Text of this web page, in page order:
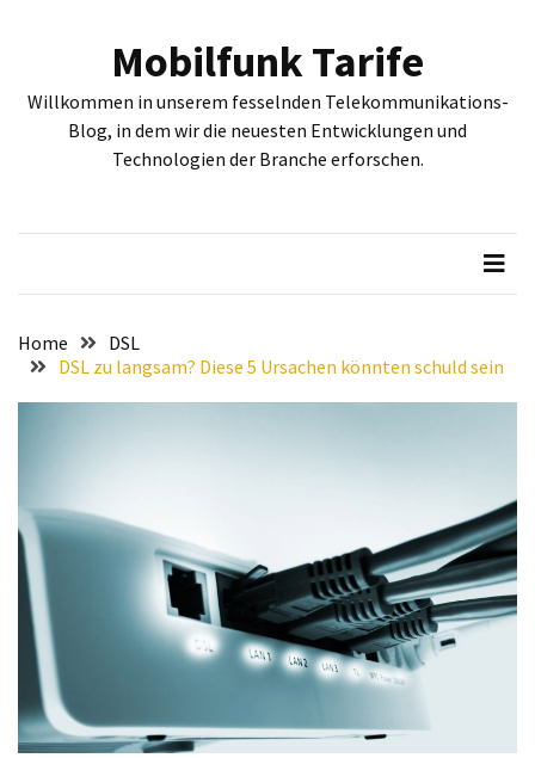
BEITRÄGE
Pixel
Welches
passt
besten
Die
Mobilfunk Tarife
Willkommen in unserem fesselnden Telekommunikations-
Blog, in dem wir die neuesten Entwicklungen und
Technologien der Branche erforschen.
Home
DSL
DSL zu langsam? Diese 5 Ursachen könnten schuld sein